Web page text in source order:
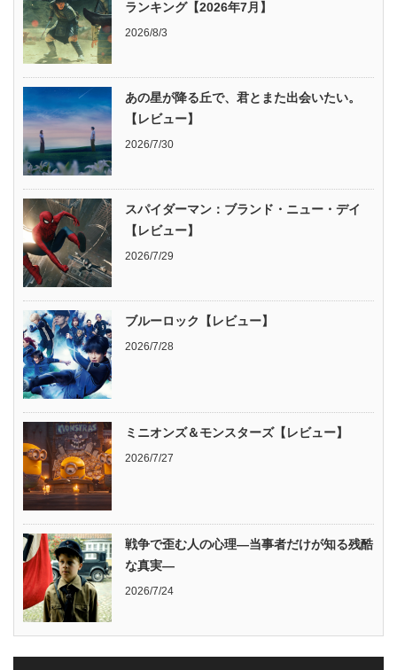
ランキング【2026年7月】
2026/8/3
あの星が降る丘で、君とまた出会いたい。
【レビュー】
2026/7/30
スパイダーマン：ブランド・ニュー・デイ
【レビュー】
2026/7/29
ブルーロック【レビュー】
2026/7/28
ミニオンズ＆モンスターズ【レビュー】
2026/7/27
戦争で歪む人の心理―当事者だけが知る残酷
な真実―
2026/7/24